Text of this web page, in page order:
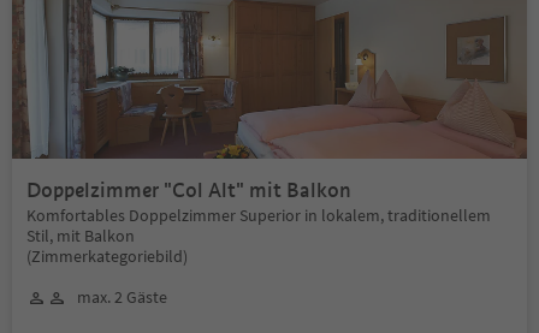
Doppelzimmer "Col Alt" mit Balkon
Komfortables Doppelzimmer Superior in lokalem, traditionellem
Stil, mit Balkon
(Zimmerkategoriebild)
max. 2 Gäste